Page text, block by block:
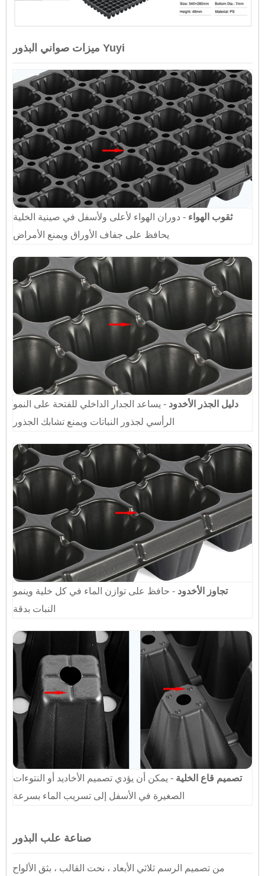
ميزات صواني البذور Yuyi
ثقوب الهواء - دوران الهواء لأعلى ولأسفل في صينية الخلية
يحافظ على جفاف الأوراق ويمنع الأمراض
دليل الجذر الأخدود - يساعد الجدار الداخلي للفتحة على النمو
الرأسي لجذور النباتات ويمنع تشابك الجذور
تجاوز الأخدود - حافظ على توازن الماء في كل خلية وينمو
النبات بدقة
تصميم قاع الخلية - يمكن أن يؤدي تصميم الأخاديد أو النتوءات
الصغيرة في الأسفل إلى تسريب الماء بسرعة
صناعة علب البذور
من تصميم الرسم ثلاثي الأبعاد ، نحت القالب ، بثق الألواح